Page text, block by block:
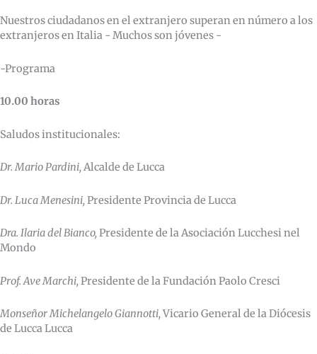
Nuestros ciudadanos en el extranjero superan en número a los
extranjeros en Italia - Muchos son jóvenes -
-Programa
10.00 horas
Saludos institucionales:
Dr. Mario Pardini, Alcalde de Lucca
Dr. Luca Menesini, Presidente Provincia de Lucca
Dra. Ilaria del Bianco, Presidente de la Asociación Lucchesi nel
Mondo
Prof. Ave Marchi, Presidente de la Fundación Paolo Cresci
Monseñor Michelangelo Giannotti,Vicario General de la Diócesis
de Lucca Lucca